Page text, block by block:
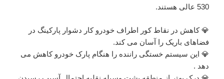
530 عالی هستند.
💎 کاهش در نقاط کور اطراف خودرو کار دشوار پارکینگ در
فضاهای باریک را آسان می کند.
💎 این سیستم خستگی راننده را هنگام پارک خودرو کاهش می
دهد .